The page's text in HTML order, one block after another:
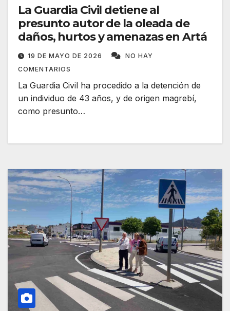
La Guardia Civil detiene al
presunto autor de la oleada de
daños, hurtos y amenazas en Artá
19 DE MAYO DE 2026
NO HAY
COMENTARIOS
La Guardia Civil ha procedido a la detención de
un individuo de 43 años, y de origen magrebí,
como presunto…